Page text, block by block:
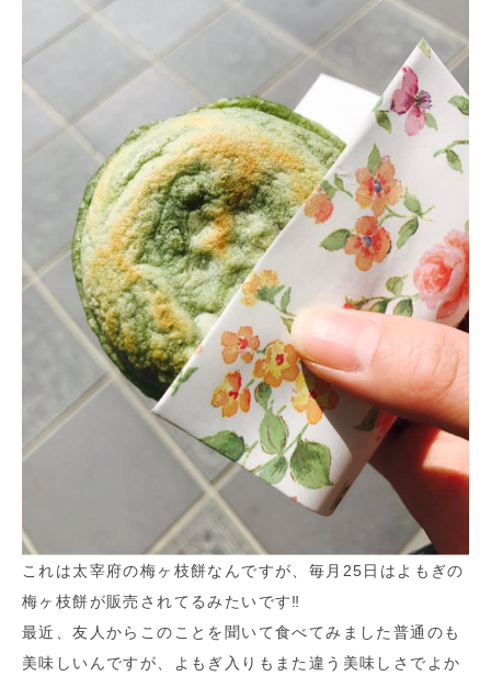
これは太宰府の梅ヶ枝餅なんですが、毎月25日はよもぎの
梅ヶ枝餅が販売されてるみたいです‼︎
最近、友人からこのことを聞いて食べてみました普通のも
美味しいんですが、よもぎ入りもまた違う美味しさでよか